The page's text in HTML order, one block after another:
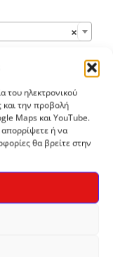
του ηλεκτρονικού
και την προβολή
Maps και YouTube.
ή να
θα βρείτε στην
×